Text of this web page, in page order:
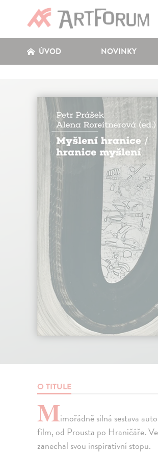
ÚVOD NOVINKY
O TITULE
Mimořádně silná sestava
film, od Prousta po Hraničáře.
zanechal svou inspirativní stopu.